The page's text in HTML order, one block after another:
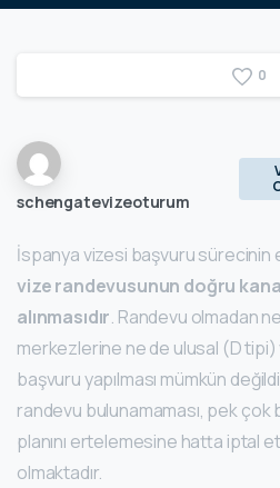
0
schengatevizeoturum
İspanya vizesi başvuru sürecinin
vize randevusunun doğru
alınmasıdır. Randevu olmadan
merkezlerine ne de ulusal (D
başvuru yapılması mümkün
randevu bulunamaması, pek
planını ertelemesine hatta iptal
olmaktadır.